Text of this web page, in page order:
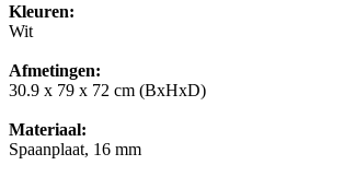
Kleuren:
Wit
Afmetingen:
30.9 x 79 x 72 cm (BxHxD)
Materiaal:
Spaanplaat, 16 mm